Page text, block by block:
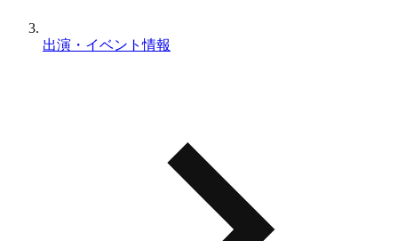
出演・イベント情報